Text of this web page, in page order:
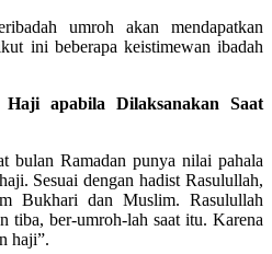
umroh akan mendapatkan
ini beberapa keistimewan ibadah
apabila Dilaksanakan Saat
bulan Ramadan punya nilai pahala
Sesuai dengan hadist Rasulullah,
Bukhari dan Muslim. Rasulullah
tiba, ber-umroh-lah saat itu. Karena
haji”.